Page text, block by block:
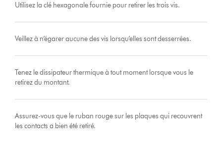
Utilisez la clé hexagonale fournie pour retirer les trois vis.
Veillez à n’égarer aucune des vis lorsqu’elles sont desserrées.
Tenez le dissipateur thermique à tout moment lorsque vous le
retirez du montant.
Assurez-vous que le ruban rouge sur les plaques qui recouvrent
les contacts a bien été retiré.